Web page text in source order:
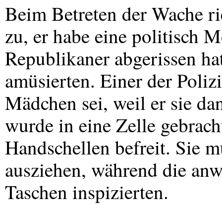
Beim Betreten der Wache
zu, er habe eine politisch
Republikaner abgerissen
amüsierten. Einer der
Mädchen sei, weil er sie
wurde in eine Zelle
Handschellen befreit. Sie
ausziehen, während die
Taschen inspizierten.